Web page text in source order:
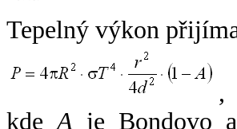
Tepelný výkon
,
kdeA je Bondovo